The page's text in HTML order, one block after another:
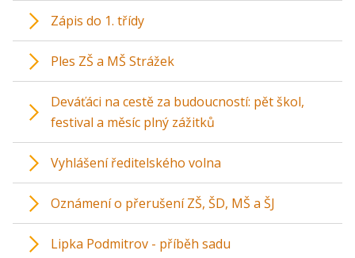
Zápis do 1. třídy
Ples ZŠ a MŠ Strážek
Deváťáci na cestě za budoucností: pět škol,
festival a měsíc plný zážitků
Vyhlášení ředitelského volna
Oznámení o přerušení ZŠ, ŠD, MŠ a ŠJ
Lipka Podmitrov - příběh sadu